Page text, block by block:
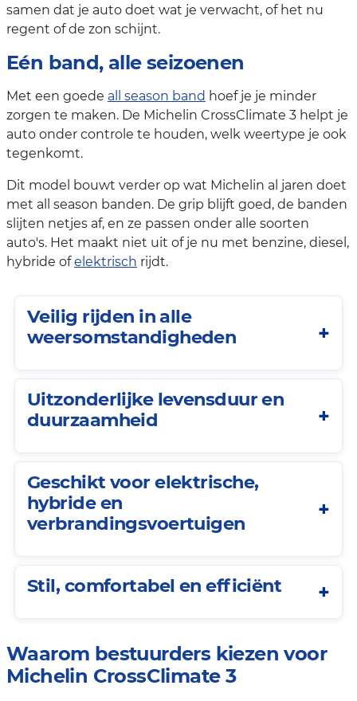
samen dat je auto doet wat je verwacht, of het nu
regent of de zon schijnt.
Eén band, alle seizoenen
Met een goede all season band hoef je je minder
zorgen te maken. De Michelin CrossClimate 3 helpt je
auto onder controle te houden, welk weertype je ook
tegenkomt.
Dit model bouwt verder op wat Michelin al jaren doet
met all season banden. De grip blijft goed, de banden
slijten netjes af, en ze passen onder alle soorten
auto's. Het maakt niet uit of je nu met benzine, diesel,
hybride ofelektrisch rijdt.
Veilig rijden in alle
weersomstandigheden
Uitzonderlijke levensduur en
duurzaamheid
Geschikt voor elektrische,
hybride en
verbrandingsvoertuigen
Stil, comfortabel en efficiënt
Waarom bestuurders kiezen voor
Michelin CrossClimate 3